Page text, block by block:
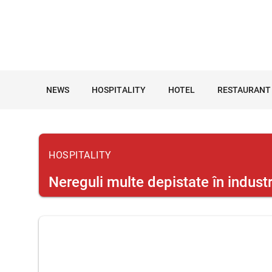
NEWS HOSPITALITY HOTEL RESTAURANT
HOSPITALITY
Nereguli multe depistate în